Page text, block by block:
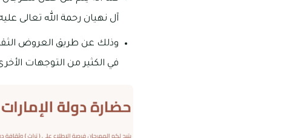
آل نهيان رحمة الله تعالى
وذلك عن طريق العروض
في الكثير من التوجهات